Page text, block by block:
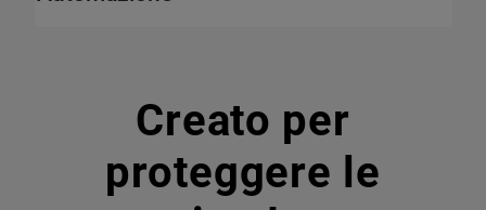
Creato per
proteggere le